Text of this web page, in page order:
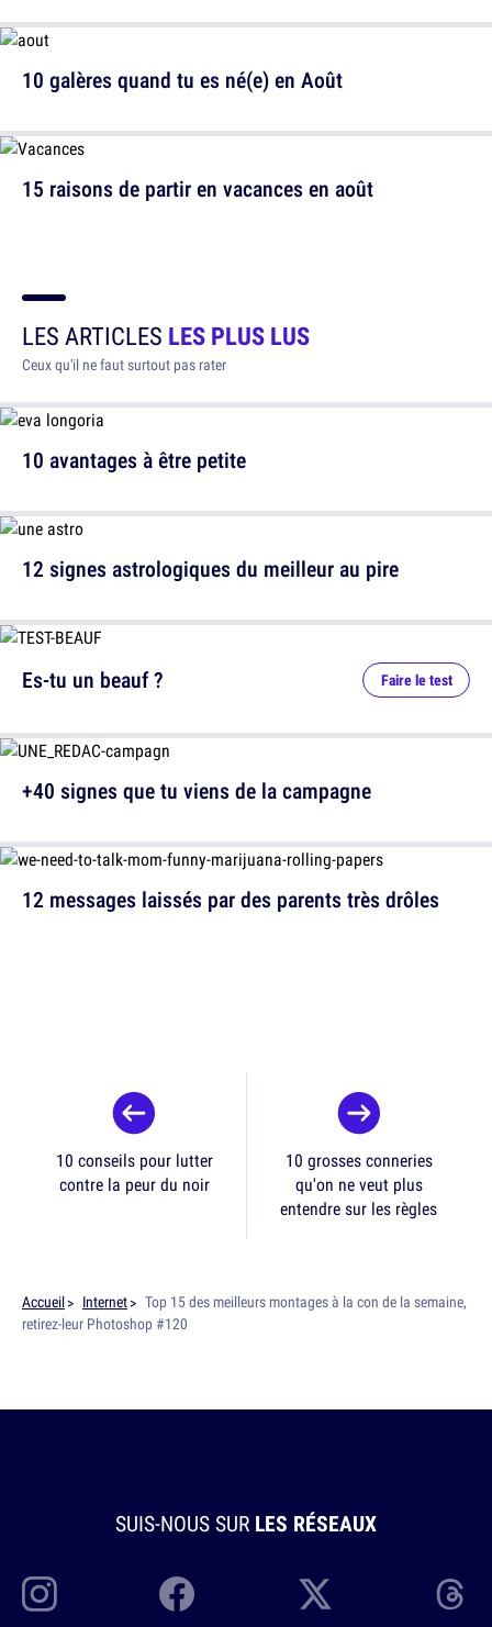
10 galères quand tu es né(e) en Août
15 raisons de partir en vacances en août
LES ARTICLES LES PLUS LUS
Ceux qu'il ne faut surtout pas rater
10 avantages à être petite
12 signes astrologiques du meilleur au pire
12 messages laissés par des parents très drôles
Es-tu un beauf ? Faire le test
+40 signes que tu viens de la campagne
10 conseils pour lutter
contre la peur du noir
10 grosses conneries
qu'on ne veut plus
entendre sur les règles
Accueil Internet
Top 15 des meilleurs montages à la con de la semaine,
retirez-leur Photoshop #120
SUIS-NOUS SUR LES RÉSEAUX